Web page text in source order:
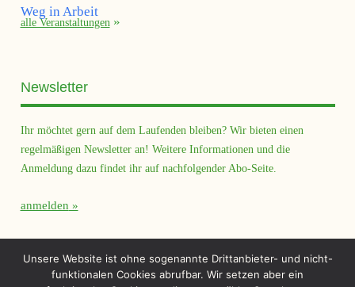
alle Veranstaltungen
Newsletter
Ihr möchtet gern auf dem Laufenden bleiben? Wir bieten einen
regelmäßigen Newsletter an! Weitere Informationen und die
Anmeldung dazu findet ihr auf nachfolgender Abo-Seite.
anmelden
Unsere Website ist ohne sogenannte Drittanbieter- und nicht-
funktionalen Cookies abrufbar. Wir setzen aber ein